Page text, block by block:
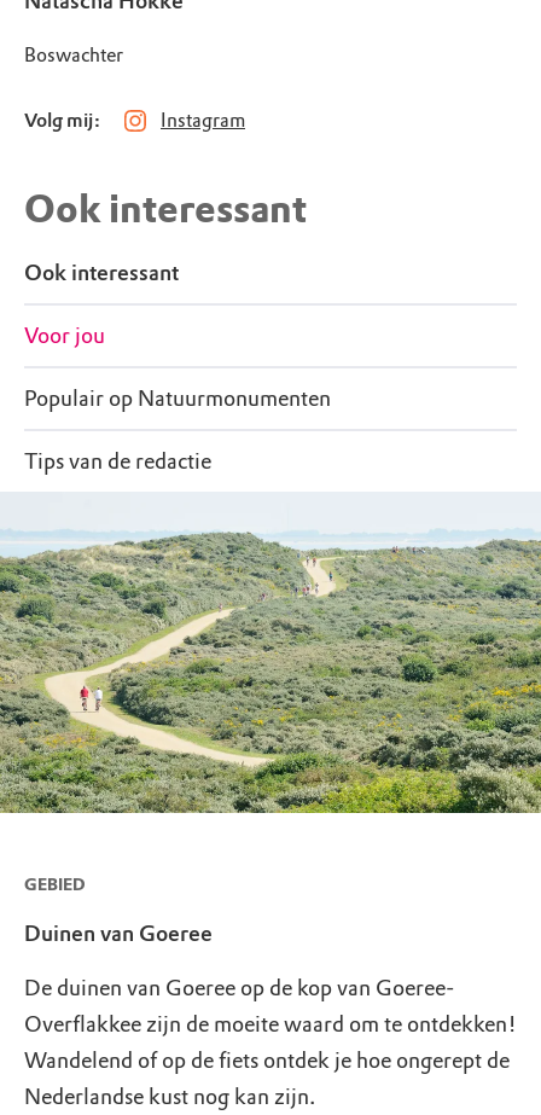
Boswachter
Volg mij: Instagram
Ook interessant
Ook interessant
Voor jou
Populair op Natuurmonumenten
Tips van de redactie
GEBIED
Duinen van Goeree
De duinen van Goeree op de kop van Goeree-
Overflakkee zijn de moeite waard om te ontdekken!
Wandelend of op de fiets ontdek je hoe ongerept de
Nederlandse kust nog kan zijn.